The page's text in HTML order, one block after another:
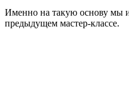
Именно на такую основу мы
предыдущем мастер-классе.